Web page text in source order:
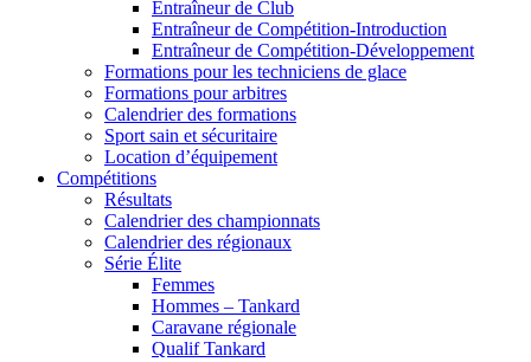
Entraîneur de Club
Entraîneur de Compétition-Introduction
Entraîneur de Compétition-Développement
Formations pour les techniciens de glace
Formations pour arbitres
Calendrier des formations
Sport sain et sécuritaire
Location d’équipement
Compétitions
Résultats
Calendrier des championnats
Calendrier des régionaux
Série Élite
Femmes
Hommes – Tankard
Caravane régionale
Qualif Tankard